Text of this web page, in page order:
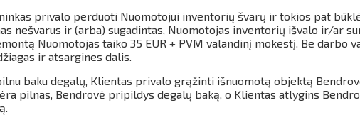
privalo perduoti Nuomotojui inventorių švarų ir tokios pat
nešvarus ir (arba) sugadintas, Nuomotojas inventorių išvalo ir/ar
Nuomotojas taiko 35 EUR + PVM valandinį mokestį. Be darbo
ir atsargines dalis.
baku degalų, Klientas privalo grąžinti išnuomotą objektą
pilnas, Bendrovė pripildys degalų baką, o Klientas atlygins